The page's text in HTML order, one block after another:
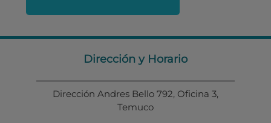
Dirección y Horario
Dirección Andres Bello 792, Oficina 3,
Temuco